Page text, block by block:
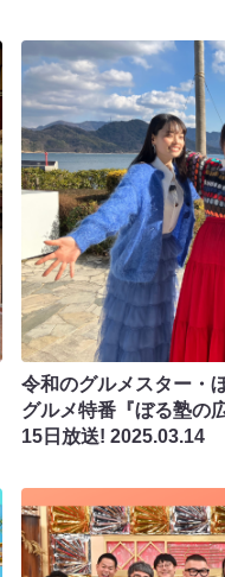
令和のグルメスター・
グルメ特番『ぼる塾の
15日放送! 2025.03.14